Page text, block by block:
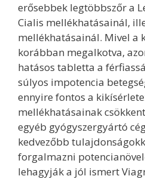
erősebbek legtöbbszőr a
Cialis mellékhatásainál,
mellékhatásainál. Mivel a
korábban megalkotva,
hatásos tabletta a
súlyos impotencia
ennyire fontos a
mellékhatásainak
egyéb gyógyszergyártó
kedvezőbb
forgalmazni
lehagyják a jól ismert